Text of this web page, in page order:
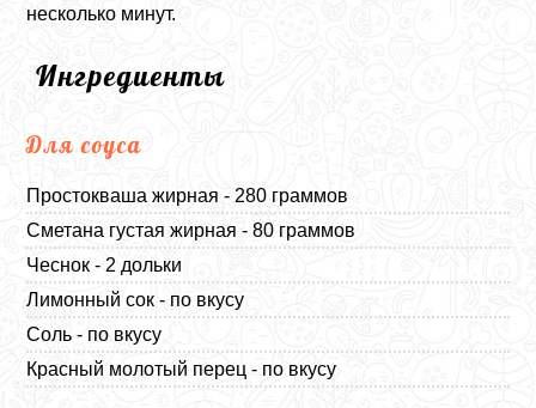
несколько минут.
Ингредиенты
Для соуса
Простокваша жирная - 280 граммов
Сметана густая жирная - 80 граммов
Чеснок - 2 дольки
Лимонный сок - по вкусу
Соль - по вкусу
Красный молотый перец - по вкусу